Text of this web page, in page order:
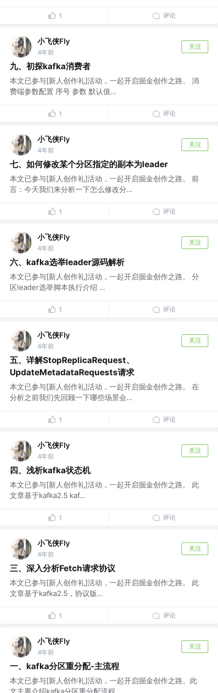
1 评论
小飞侠Fly
4年前
关注
九、初探kafka消费者
本文已参与[新人创作礼]活动，一起开启掘金创作之路。 消
费端参数配置 序号 参数 默认值...
1 评论
小飞侠Fly
4年前
关注
七、如何修改某个分区指定的副本为leader
本文已参与[新人创作礼]活动，一起开启掘金创作之路。 前
言：今天我们来分析一下怎么修改分...
1 评论
小飞侠Fly
4年前
关注
六、kafka选举leader源码解析
本文已参与[新人创作礼]活动，一起开启掘金创作之路。 分
区leader选举脚本执行介绍 ...
1 评论
小飞侠Fly
4年前
关注
五、详解StopReplicaRequest、
UpdateMetadataRequests请求
本文已参与[新人创作礼]活动，一起开启掘金创作之路。 在
分析之前我们先回顾一下哪些场景会...
1 评论
小飞侠Fly
4年前
关注
四、浅析kafka状态机
本文已参与[新人创作礼]活动，一起开启掘金创作之路。 此
文章基于kafka2.5 kaf...
1 评论
小飞侠Fly
4年前
关注
三、深入分析Fetch请求协议
本文已参与[新人创作礼]活动，一起开启掘金创作之路。 此
文章基于kafka2.5，协议版...
1 评论
小飞侠Fly
4年前
关注
一、kafka分区重分配-主流程
本文已参与[新人创作礼]活动，一起开启掘金创作之路。此